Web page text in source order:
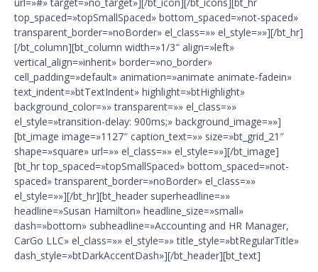
top_spaced=»topSmallSpaced» bottom_spaced=»not-spaced»
transparent_border=»noBorder» el_class=»» el_style=»»][/bt_hr]
[/bt_column][bt_column width=»1/3″ align=»left»
vertical_align=»inherit» border=»no_border»
cell_padding=»default» animation=»animate animate-fadein»
text_indent=»btTextIndent» highlight=»btHighlight»
background_color=»» transparent=»» el_class=»»
el_style=»transition-delay: 900ms;» background_image=»»]
[bt_image image=»1127″ caption_text=»» size=»bt_grid_21″
shape=»square» url=»» el_class=»» el_style=»»][/bt_image]
[bt_hr top_spaced=»topSmallSpaced» bottom_spaced=»not-
spaced» transparent_border=»noBorder» el_class=»»
el_style=»»][/bt_hr][bt_header superheadline=»»
headline=»Susan Hamilton» headline_size=»small»
dash=»bottom» subheadline=»Accounting and HR Manager,
CarGo LLC» el_class=»» el_style=»» title_style=»btRegularTitle»
dash_style=»btDarkAccentDash»][/bt_header][bt_text]